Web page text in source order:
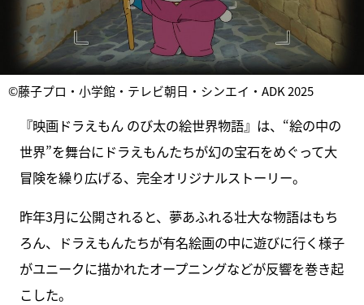
©藤子プロ・小学館・テレビ朝日・シンエイ・ADK 2025
『映画ドラえもん のび太の絵世界物語』は、“絵の中の
世界”を舞台にドラえもんたちが幻の宝石をめぐって大
冒険を繰り広げる、完全オリジナルストーリー。
昨年3月に公開されると、夢あふれる壮大な物語はもち
ろん、ドラえもんたちが有名絵画の中に遊びに行く様子
がユニークに描かれたオープニングなどが反響を巻き起
こした。